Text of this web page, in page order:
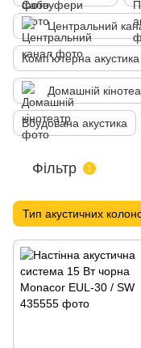
Центральний
Комп'ютерна акустика
Домашній
Вбудована акустика
Фільтр 1
Тип акустичних